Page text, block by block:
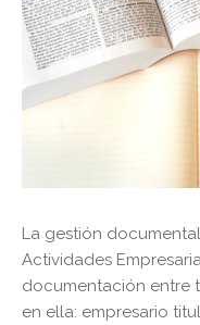
La gestión
Actividades
documentación entre
en ella: empresario